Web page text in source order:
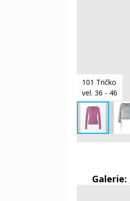
101 Tričko
vel. 36 - 46
Galerie: